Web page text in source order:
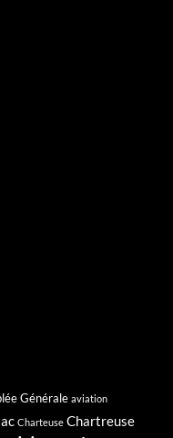
Générale aviation
Charteuse Chartreuse